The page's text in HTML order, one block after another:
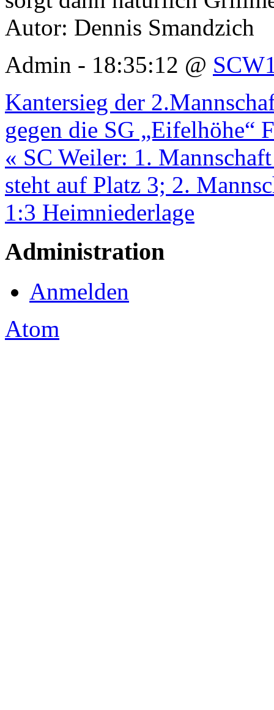
Autor: Dennis Smandzich
Admin - 18:35:12 @
Kantersieg der
gegen die SG „Eifelhöhe“
« SC Weiler: 1.
steht auf Platz 3; 2.
1:3 Heimniederlage
Administration
Anmelden
Atom